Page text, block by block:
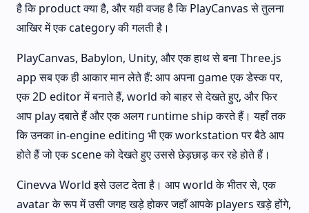
है कि product क्या है, और यही वजह है कि PlayCanvas से तुलना
आखिर में एक category की गलती है।
PlayCanvas, Babylon, Unity, और एक हाथ से बना Three.js
app सब एक ही आकार मान लेते हैं: आप अपना game एक डेस्क पर,
एक 2D editor में बनाते हैं, world को बाहर से देखते हुए, और फिर
आप play दबाते हैं और एक अलग runtime ship करते हैं। यहाँ तक
कि उनका in-engine editing भी एक workstation पर बैठे आप
होते हैं जो एक scene को देखते हुए उससे छेड़छाड़ कर रहे होते हैं।
Cinevva World इसे उलट देता है। आप world के भीतर से, एक
avatar के रूप में उसी जगह खड़े होकर जहाँ आपके players खड़े होंगे,